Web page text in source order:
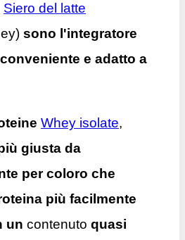
Siero del latte
sono l'integratore
e adatto a
Whey isolate,
giusta da
per coloro che
più facilmente
un contenuto quasi